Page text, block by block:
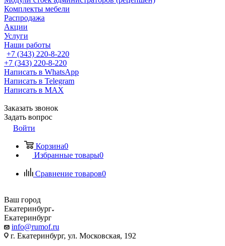
Комплекты мебели
Распродажа
Акции
Услуги
Наши работы
+7 (343) 220-8-220
+7 (343) 220-8-220
Написать в WhatsApp
Написать в Telegram
Написать в MAX
Заказать звонок
Задать вопрос
Войти
Корзина0
Избранные товары0
Сравнение товаров0
Ваш город
Екатеринбург
Екатеринбург
info@rumof.ru
г. Екатеринбург, ул. Московская, 192